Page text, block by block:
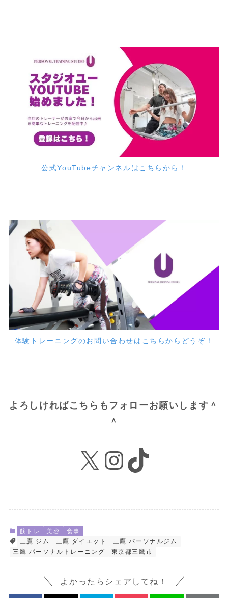
公式YouTubeチャンネルはこちらから！
体験トレーニングのお問い合わせはこちらからどうぞ！
よろしければこちらもフォローお願いします＾
＾
X Instagram
TikTok
筋トレ 美容
食事
三鷹 ジム
三鷹 ダイエット
三鷹 パーソナルジム
三鷹 パーソナルトレーニング
東京都三鷹市
よかったらシェアしてね！